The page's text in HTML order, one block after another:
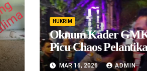
HUKRIM
Oknum Kader
Picu Chaos
Ambon, Libatkan
MAR 16, 2026 ADMIN